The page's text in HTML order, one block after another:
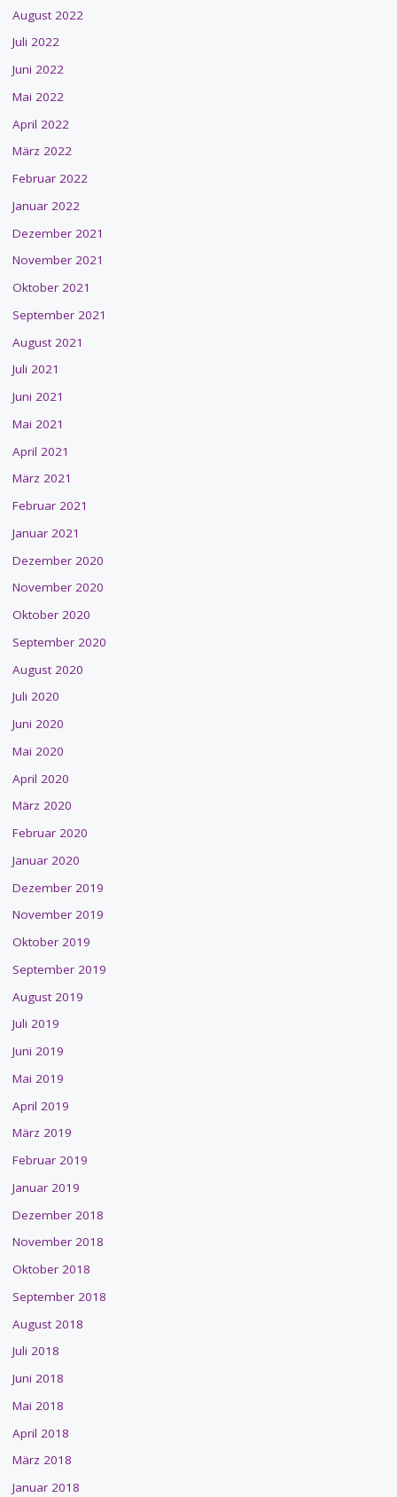
August 2022
Juli 2022
Juni 2022
Mai 2022
April 2022
März 2022
Februar 2022
Januar 2022
Dezember 2021
November 2021
Oktober 2021
September 2021
August 2021
Juli 2021
Juni 2021
Mai 2021
April 2021
März 2021
Februar 2021
Januar 2021
Dezember 2020
November 2020
Oktober 2020
September 2020
August 2020
Juli 2020
Juni 2020
Mai 2020
April 2020
März 2020
Februar 2020
Januar 2020
Dezember 2019
November 2019
Oktober 2019
September 2019
August 2019
Juli 2019
Juni 2019
Mai 2019
April 2019
März 2019
Februar 2019
Januar 2019
Dezember 2018
November 2018
Oktober 2018
September 2018
August 2018
Juli 2018
Juni 2018
Mai 2018
April 2018
März 2018
Januar 2018